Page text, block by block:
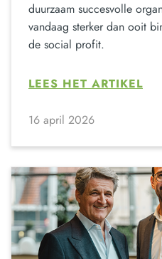
duurzaam succesvolle
vandaag sterker dan ooit
de social profit.
LEES HET ARTIKEL
16 april 2026